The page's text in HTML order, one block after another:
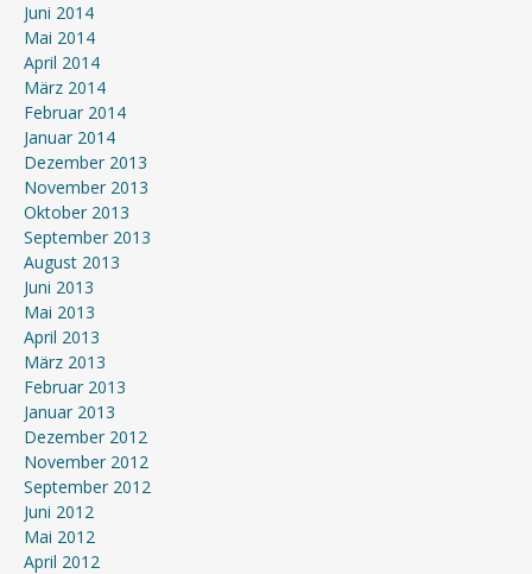
Juni 2014
Mai 2014
April 2014
März 2014
Februar 2014
Januar 2014
Dezember 2013
November 2013
Oktober 2013
September 2013
August 2013
Juni 2013
Mai 2013
April 2013
März 2013
Februar 2013
Januar 2013
Dezember 2012
November 2012
September 2012
Juni 2012
Mai 2012
April 2012